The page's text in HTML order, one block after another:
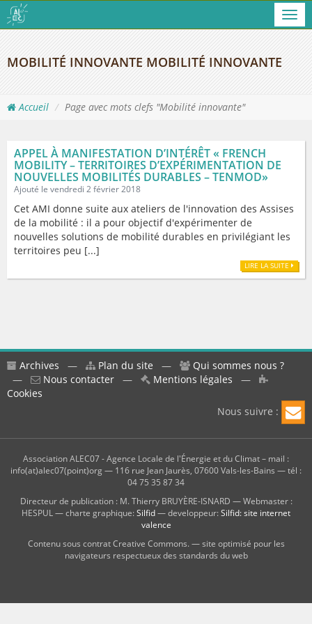
MOBILITÉ INNOVANTE MOBILITÉ INNOVANTE
Accueil Page avec mots clefs "Mobilité innovante"
APPEL À MANIFESTATION D’INTÉRÊT « FRENCH
MOBILITY – TERRITOIRES D’EXPÉRIMENTATION DE
NOUVELLES MOBILITÉS DURABLES – TENMOD»
Ajouté le vendredi 2 février 2018
Cet AMI donne suite aux ateliers de l'innovation des Assises
de la mobilité : il a pour objectif d'expérimenter de
nouvelles solutions de mobilité durables en privilégiant les
territoires peu [...]
LIRE LA SUITE
Archives — Plan du site —
Qui sommes nous ?
—
Nous contacter — Mentions légales —
Cookies
Nous suivre :
Association ALEC07 - Agence Locale de l'Énergie et du Climat – mail :
info(at)alec07(point)org — 116 rue Jean Jaurès, 07600 Vals-les-Bains — tél :
04 75 35 87 34
Directeur de publication : M. Thierry BRUYÈRE-ISNARD — Webmaster :
HESPUL — charte graphique:Silfid— developpeur:Silfid: site internet
valence
Contenu sous contrat Creative Commons. — site optimisé pour les
navigateurs respectueux des standards du web